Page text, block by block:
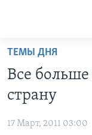
Перейти
основной
контент
Перейти
ГЛАВНОЕ
НОВОСТИ ЗА
ПРОЕКТЫ
УЧИМ
ЭКСПЕРТИЗА
ТЕМЫ ДНЯ
Все
страну
17 Март, 2011 03:00